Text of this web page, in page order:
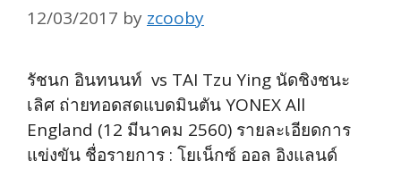
12/03/2017 by zcooby
รัชนก อินทนนท์ vs TAI Tzu Ying นัดชิงชนะ
เลิศ ถ่ายทอดสดแบดมินตัน YONEX All
England (12 มีนาคม 2560) รายละเอียดการ
แข่งขัน ชื่อรายการ : โยเน็กซ์ ออล อิงแลนด์